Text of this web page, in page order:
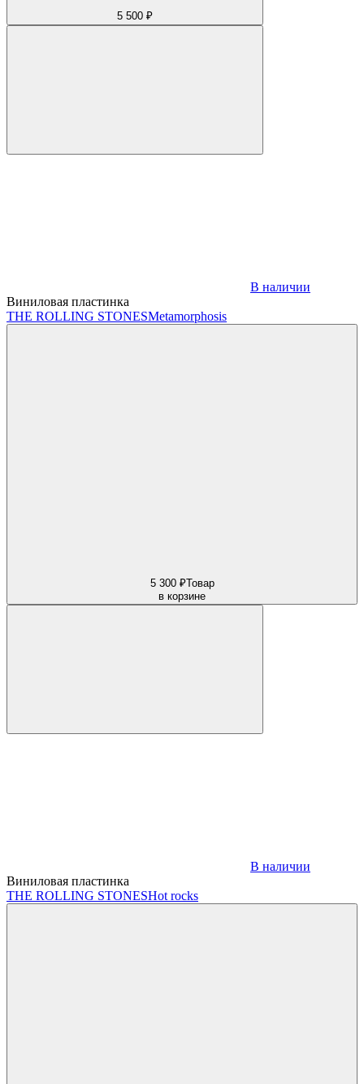
5 500 ₽
В наличии
Виниловая пластинка
THE ROLLING STONESMetamorphosis
5 300 ₽Товар
в корзине
В наличии
Виниловая пластинка
THE ROLLING STONESHot rocks